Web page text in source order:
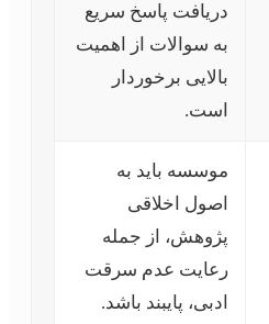
دریافت پاسخ سریع
به سوالات از اهمیت
بالایی برخوردار
است.
موسسه باید به
اصول اخلاقی
پژوهش، از جمله
رعایت عدم سرقت
ادبی، پایبند باشد.